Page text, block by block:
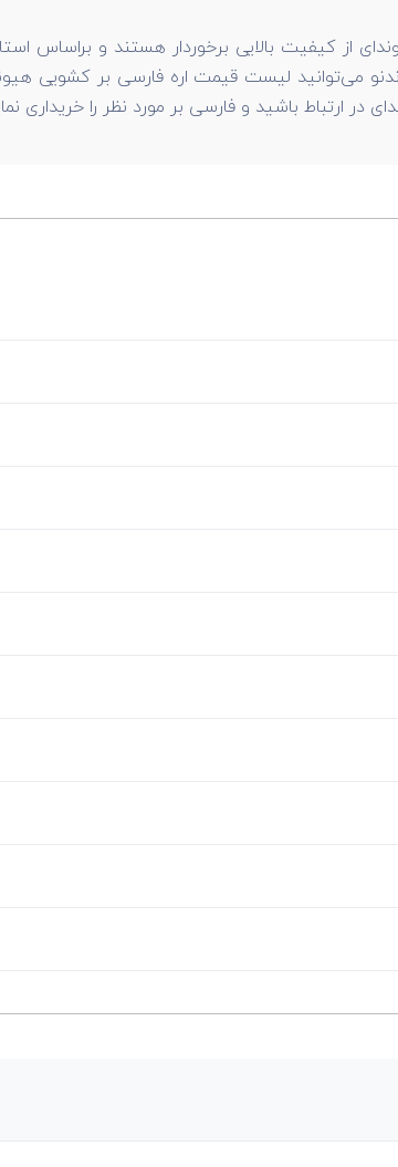
از کیفیت بالایی برخوردار هستند و براساس
ارتباط باشید و فارسی بر مورد نظر را خریداری